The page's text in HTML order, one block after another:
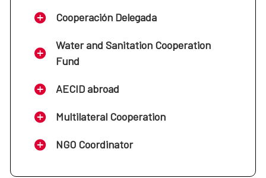
Cooperación Delegada
Water and Sanitation Cooperation
Fund
AECID abroad
Multilateral Cooperation
NGO Coordinator